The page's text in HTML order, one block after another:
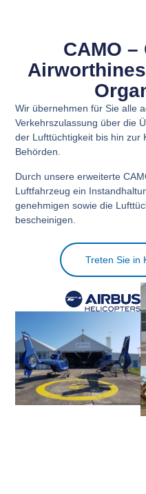
CAMO
Wir übernehmen für Sie alle
Verkehrszulassung über die
der Lufttüchtigkeit bis hin zur
Behörden.
Durch unsere erweiterte
Luftfahrzeug ein
genehmigen sowie die
bescheinigen.
Treten Sie in